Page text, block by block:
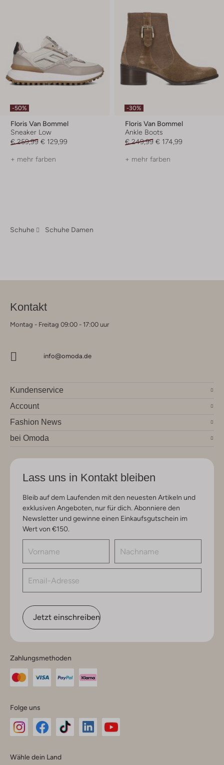
-50%
Floris Van Bommel
Sneaker Low
€ 259,99 € 129,99
+ mehr farben
-30%
Floris Van Bommel
Ankle Boots
€ 249,99 € 174,99
+ mehr farben
Schuhe Schuhe Damen
Kontakt
Montag - Freitag 09:00 - 17:00 uur
info@omoda.de
Kundenservice
Account
Fashion News
bei Omoda
Lass uns in Kontakt bleiben
Bleib auf dem Laufenden mit den neuesten Artikeln und
exklusiven Angeboten, nur für dich. Abonniere den
Newsletter und gewinne einen Einkaufsgutschein im
Wert von €150.
Jetzt einschreiben
Zahlungsmethoden
Folge uns
Wähle dein Land